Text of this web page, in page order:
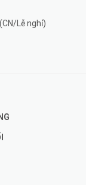
Lễ nghỉ)